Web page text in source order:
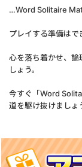
…Word Solitaire
プレイする準備はで
心を落ち着かせ、論
しょう。
今すぐ「Word
道を駆け抜けましょ